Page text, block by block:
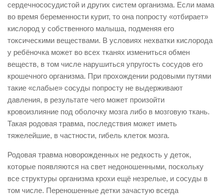
сердечнососудистой и других систем организма. Если мама
во время беременности курит, то она попросту «отбирает»
кислород у собственного малыша, подменяя его
токсическими веществами. В условиях нехватки кислорода
у ребёночка может во всех тканях измениться обмен
веществ, в том числе нарушиться упругость сосудов его
крошечного организма. При прохождении родовыми путями
такие «слабые» сосуды попросту не выдерживают
давления, в результате чего может произойти
кровоизлияние под оболочку мозга либо в мозговую ткань.
Такая родовая травма, последствия может иметь
тяжелейшие, в частности, гибель клеток мозга.
Родовая травма новорожденных не редкость у деток,
которые появляются на свет недоношенными, поскольку
все структуры организма крохи ещё незрелые, и сосуды в
том числе. Переношенные детки зачастую всегда